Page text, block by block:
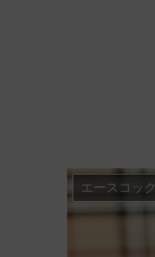
エースコック